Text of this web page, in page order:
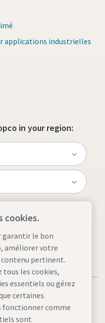
applications industrielles
in your region:
cookies.
garantir le bon
améliorer votre
contenu pertinent.
tous les cookies,
essentiels ou gérez
certaines
fonctionner comme
sont